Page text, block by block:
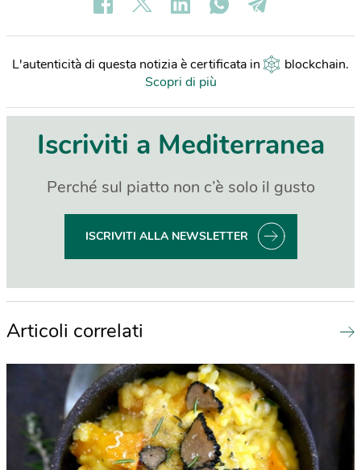
L'autenticità di questa notizia è certificata in blockchain.
Scopri di più
Iscriviti a Mediterranea
Perché sul piatto non c’è solo il gusto
ISCRIVITI ALLA NEWSLETTER
Articoli correlati